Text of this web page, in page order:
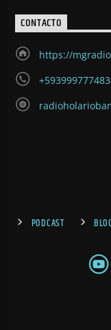
CONTACTO
https://
+593999777483
PODCAST